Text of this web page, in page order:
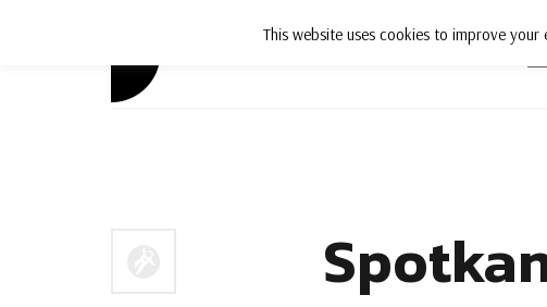
This website uses cookies to improve